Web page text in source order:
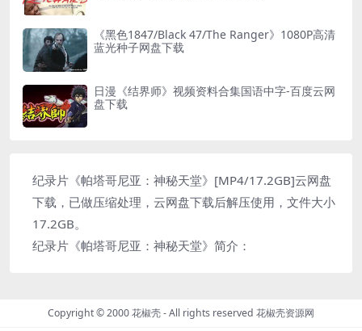
《黑色1847/Black 47/The Ranger》1080P高清
蓝光种子网盘下载
日漫《结界师》视频资料合集国语中字-百度云网
盘下载
纪录片《帕塔哥尼亚：神秘天堂》[MP4/17.2GB]云网盘
下载，已做压缩处理，云网盘下载后解压使用，文件大小
17.2GB。
纪录片《帕塔哥尼亚：神秘天堂》简介：
Copyright © 2000 花椒壳 - All rights reserved 花椒壳资源网